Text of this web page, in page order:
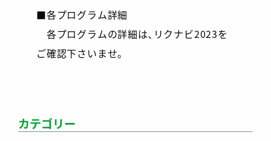
■各プログラム詳細
各プログラムの詳細は､リクナビ2023を
ご確認下さいませ。
カテゴリー